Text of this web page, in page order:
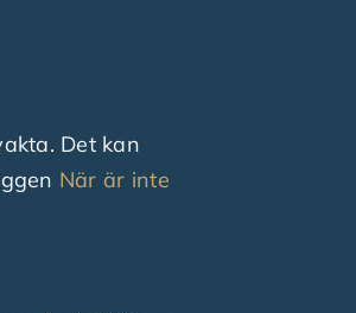
Det kan
När är inte